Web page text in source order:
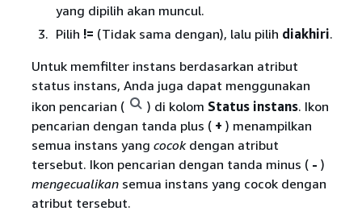
yang dipilih akan muncul.
Pilih != (Tidak sama dengan), lalu pilih diakhiri.
Untuk memfilter instans berdasarkan atribut
status instans, Anda juga dapat menggunakan
ikon pencarian (
) di kolom Status instans. Ikon
pencarian dengan tanda plus ( + ) menampilkan
semua instans yang cocokdengan atribut
tersebut. Ikon pencarian dengan tanda minus ( - )
mengecualikansemua instans yang cocok dengan
atribut tersebut.